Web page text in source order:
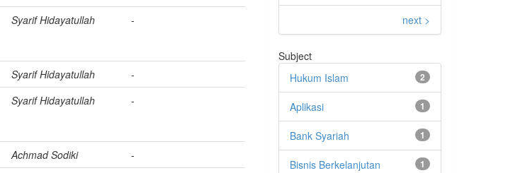
Syarif Hidayatullah -
Syarif Hidayatullah
-
Syarif Hidayatullah -
Achmad Sodiki
-
next >
Subject
2
Hukum Islam
1
Aplikasi
1
Bank Syariah
1
Bisnis Berkelanjutan